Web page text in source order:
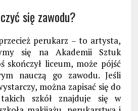
się zawodu?
perukarz – to artysta,
się na Akademii Sztuk
skończył liceum, może pójść
nauczą go zawodu. Jeśli
można zapisać się do
szkół znajduje się w